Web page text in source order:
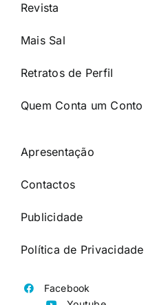
Revista
Mais Sal
Retratos de Perfil
Quem Conta um Conto
Apresentação
Contactos
Publicidade
Política de Privacidade
Facebook